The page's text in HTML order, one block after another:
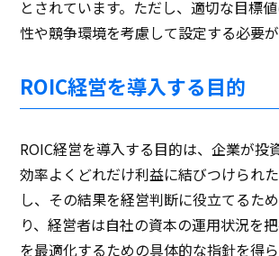
とされています。ただし、適切な目標
性や競争環境を考慮して設定する必要が
ROIC経営を導入する目的
ROIC経営を導入する目的は、企業が投
効率よくどれだけ利益に結びつけられ
し、その結果を経営判断に役立てるた
り、経営者は自社の資本の運用状況を
を最適化するための具体的な指針を得ら